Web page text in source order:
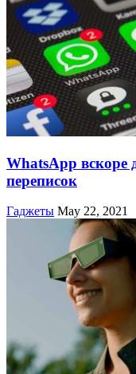
WhatsApp вскоре
переписок
Гаджеты May 22, 2021